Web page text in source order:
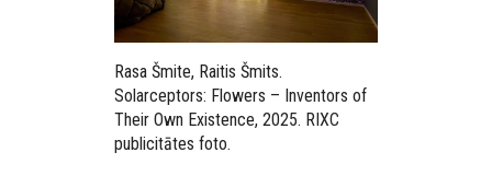
Rasa Šmite, Raitis Šmits.
Solarceptors: Flowers – Inventors of
Their Own Existence, 2025. RIXC
publicitātes foto.